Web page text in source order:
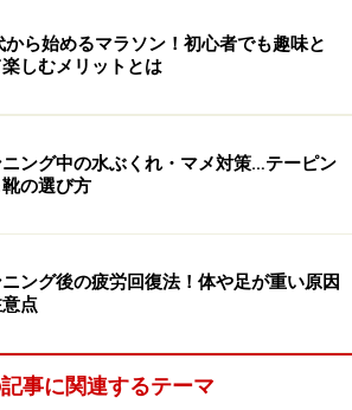
いた「エリア51」。六本木にある会員
うそのように、中は静寂に包まれてい
ん中、賑やかな通りに面していま
心得ているアスリート向けの施設
るアンバランスがちょっと奇妙。で
や国会議員もいると聞いて納得。昼
間にちょっと来て体を動かそうとい
れっと思ったのは、ジムの静謐さ。
から始めるマラソン！初心者でも趣味と
楽しむメリットとは
ング中の水ぶくれ・マメ対策…テーピン
の選び方
ング後の疲労回復法！体や足が重い原因
点
事に関連するテーマ